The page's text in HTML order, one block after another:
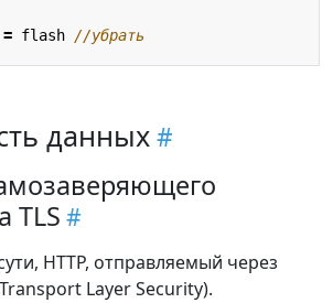
= flash //убрать
данных
TLS
HTTP, отправляемый через
Layer Security).